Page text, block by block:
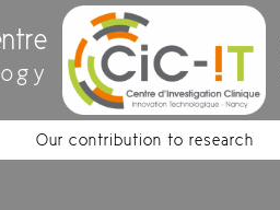
Our contribution to research